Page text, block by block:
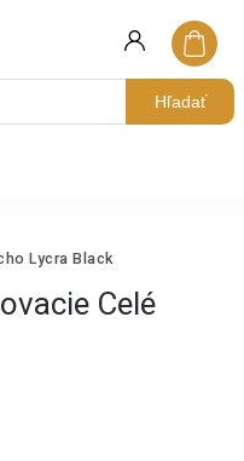
Hľadať
Lycra Black
Celé